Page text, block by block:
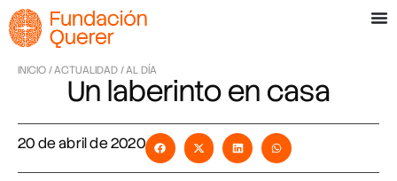
INICIO /ACTUALIDAD /AL DÍA
Un laberinto en casa
20 de abril de 2020